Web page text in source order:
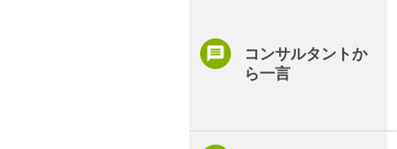
コンサルタントか
ら一言